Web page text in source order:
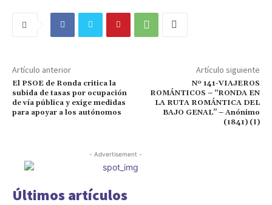
Artículo anterior
El PSOE de Ronda critica la
subida de tasas por ocupación
de vía pública y exige medidas
para apoyar a los autónomos
Artículo siguiente
Nº 141-VIAJEROS
ROMÁNTICOS – “RONDA EN
LA RUTA ROMÁNTICA DEL
BAJO GENAL” – Anónimo
(1841) (I)
- Advertisement -
Últimos artículos